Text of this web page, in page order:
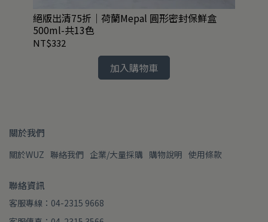
絕版出清75折｜荷蘭Mepal 圓形密封保鮮盒
500ml-共13色
NT$332
加入購物車
關於我們
關於WUZ 聯絡我們 企業/大量採購 購物說明 使用條款
聯絡資訊
客服專線：04-2315 9668